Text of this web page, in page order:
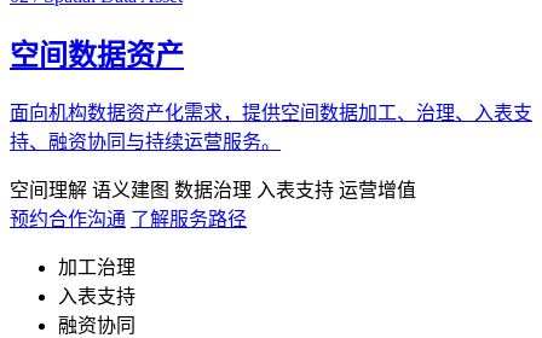
空间数据资产
面向机构数据资产化需求，提供空间数据加工、治理、入表支
持、融资协同与持续运营服务。
空间理解 语义建图 数据治理 入表支持 运营增值
预约合作沟通 了解服务路径
加工治理
入表支持
融资协同